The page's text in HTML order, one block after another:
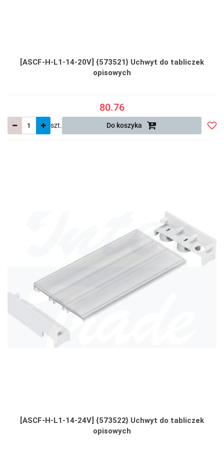
[ASCF-H-L1-14-20V] {573521} Uchwyt do tabliczek
opisowych
80.76
szt. Do koszyka
[ASCF-H-L1-14-24V] {573522} Uchwyt do tabliczek
opisowych